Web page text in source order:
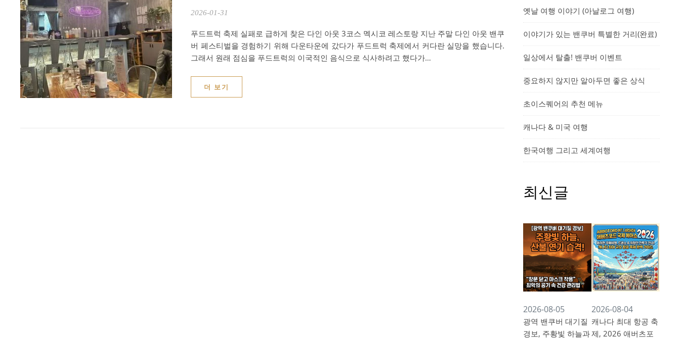
2026-01-31
푸드트럭 축제 실패로 급하게 찾은 다인 아웃 3코스 멕시코 레스토랑 지난 주말 다인 아웃 밴쿠
버 페스티벌을 경험하기 위해 다운타운에 갔다가 푸드트럭 축제에서 커다란 실망을 했습니다.
그래서 원래 점심을 푸드트럭의 이국적인 음식으로 식사하려고 했다가…
더 보기
옛날 여행 이야기 (아날로그 여행)
이야기가 있는 밴쿠버 특별한 거리(완료)
일상에서 탈출! 밴쿠버 이벤트
중요하지 않지만 알아두면 좋은 상식
초이스퀘어의 추천 메뉴
캐나다 & 미국 여행
한국여행 그리고 세계여행
최신글
2026-08-05
광역 밴쿠버 대기질
경보, 주황빛 하늘과
2026-08-04
캐나다 최대 항공 축
제, 2026 애버츠포